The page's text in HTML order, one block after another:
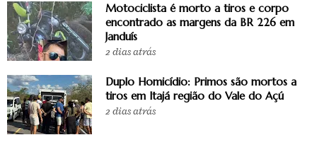
Motociclista é morto a tiros e corpo
encontrado as margens da BR 226 em
Janduís
2 dias atrás
Duplo Homicídio: Primos são mortos a
tiros em Itajá região do Vale do Açú
2 dias atrás